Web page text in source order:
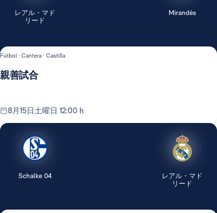
レアル・マド
リード
Mirandés
Fútbol · Cantera · Castilla
親善試合
8月15日土曜日 12:00 h
Schalke 04
レアル・マド
リード